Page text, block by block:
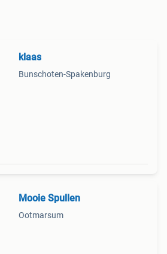
klaas
Bunschoten-Spakenburg
Mooie Spullen
Ootmarsum